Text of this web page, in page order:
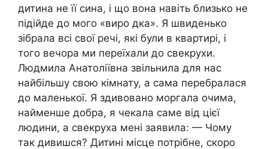
дитина не її сина, і що вона навіть близько не
підійде до мого «виро дка». Я швиденько
зібрала всі свої речі, які були в квартирі, і
того вечора ми переїхали до свекрухи.
Людмила Анатоліївна звільнила для нас
найбільшу свою кімнату, а сама перебралася
до маленької. Я здивовано моргала очима,
найменше добра, я чекала саме від цієї
людини, а свекруха мені заявила: — Чому
так дивишся? Дитині місце потрібне, скоро